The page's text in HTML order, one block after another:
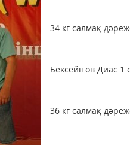
34 кг салмақ
Бексейітов Диас 1
36 кг салмақ